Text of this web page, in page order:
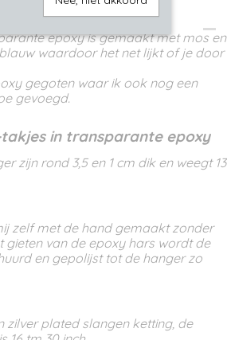
epoxy is gemaakt met mos en
waardoor het net lijkt of je door
gegoten waar ik ook nog een
gevoegd.
in transparante epoxy
zijn rond 3,5 en 1 cm dik en weegt 13
zelf met de hand gemaakt zonder
van de epoxy hars wordt de
en gepolijst tot de hanger zo
zilver plated slangen ketting, de